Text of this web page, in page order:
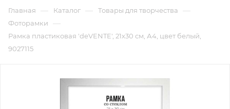
Главная — Каталог — Товары для творчества —
Фоторамки —
Рамка пластиковая 'deVENTE', 21х30 см, А4, цвет белый,
9027115